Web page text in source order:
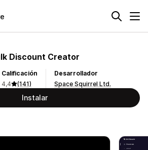
Discount Creator
Calificación
4,4
(141)
Desarrollador
Space Squirrel Ltd.
Instalar